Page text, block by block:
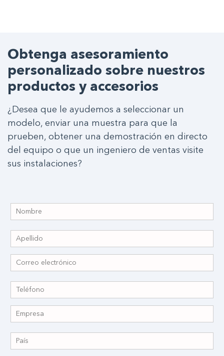
Obtenga asesoramiento
personalizado sobre nuestros
productos y accesorios
¿Desea que le ayudemos a seleccionar un
modelo, enviar una muestra para que la
prueben, obtener una demostración en directo
del equipo o que un ingeniero de ventas visite
sus instalaciones?